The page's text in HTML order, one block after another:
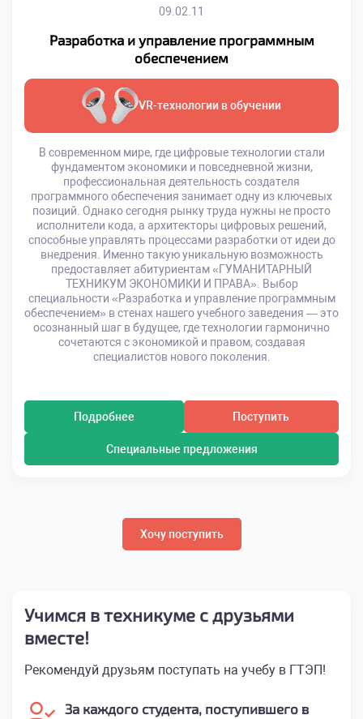
09.02.11
Разработка и управление программным
обеспечением
VR-технологии в обучении
В современном мире, где цифровые технологии стали
фундаментом экономики и повседневной жизни,
профессиональная деятельность создателя
программного обеспечения занимает одну из ключевых
позиций. Однако сегодня рынку труда нужны не просто
исполнители кода, а архитекторы цифровых решений,
способные управлять процессами разработки от идеи до
внедрения. Именно такую уникальную возможность
предоставляет абитуриентам «ГУМАНИТАРНЫЙ
ТЕХНИКУМ ЭКОНОМИКИ И ПРАВА». Выбор
специальности «Разработка и управление программным
обеспечением» в стенах нашего учебного заведения — это
осознанный шаг в будущее, где технологии гармонично
сочетаются с экономикой и правом, создавая
специалистов нового поколения.
Подробнее Поступить
Специальные предложения
Хочу поступить
Учимся в техникуме с друзьями
вместе!
Рекомендуй друзьям поступать на учебу в ГТЭП!
За каждого студента, поступившего в